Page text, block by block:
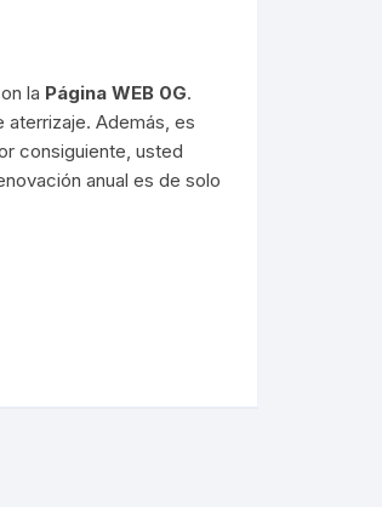
la Página WEB 0G.
aterrizaje. Además, es
consiguiente, usted
anual es de solo